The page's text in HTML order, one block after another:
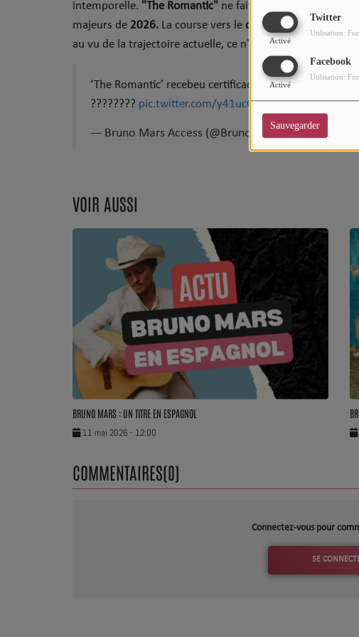
Twitter
Activé
Utilisation:
Facebook
Activé
Utilisation:
Sauvegarder
Top Soul Addict
L'équipe Soul Addict
Dossier de Presse
Service Commercial
intemporelle. "The Romantic" ne fait pas exception à la
majeurs de 2026. ​La course vers le disque de platine
au vu de la trajectoire actuelle, ce n'est plus qu'une
‘The Romantic’ recebeu certificado de OURO na
???????? pic.twitter.com/y41ucCounf
— Bruno Mars Access (@BrunoMarsAccess) July 6,
VOIR AUSSI
BRUNO MARS : UN TITRE EN ESPAGNOL
11 mai 2026 - 12:00
COMMENTAIRES(0)
Connectez-vous pour
SE